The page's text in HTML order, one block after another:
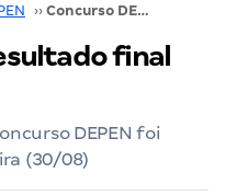
›› Concurso DEPEN: resultado final do TAF publicado
final
DEPEN foi
(30/08)